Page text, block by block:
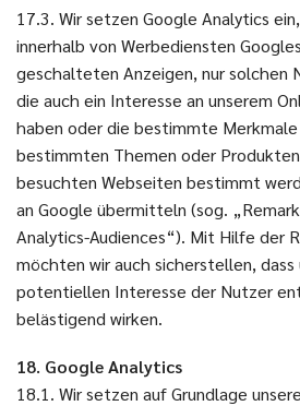
17.3. Wir setzen Google Analytics
innerhalb von Werbediensten
geschalteten Anzeigen, nur solchen
die auch ein Interesse an unserem
haben oder die bestimmte
bestimmten Themen oder
besuchten Webseiten bestimmt
an Google übermitteln (sog.
Analytics-Audiences“). Mit Hilfe der
möchten wir auch sicherstellen, dass
potentiellen Interesse der Nutzer
belästigend wirken.
18. Google Analytics
18.1. Wir setzen auf Grundlage